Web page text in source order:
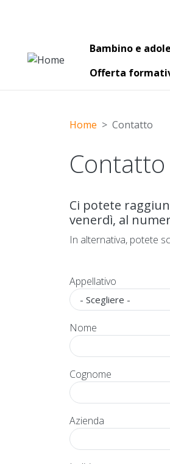
Main
Bambino e
Offerta
Home Contatto
Contatto
Ci potete
venerdì, al
In alternativa, potete
Appellativo
Nome
Cognome
Azienda